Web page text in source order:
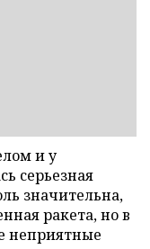
и у
серьезная
значительна,
ракета, но в
неприятные